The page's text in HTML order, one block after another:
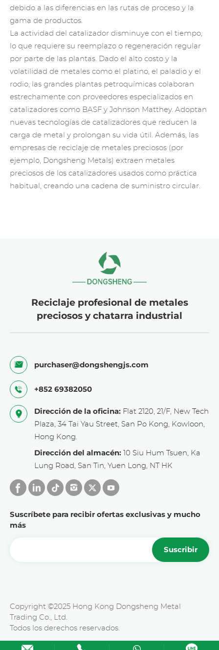
debido a las diferencias en las rutas de proceso y la
gama de productos.
La actividad del catalizador disminuye con el tiempo,
lo que requiere su reemplazo o regeneración regular
por parte de las plantas. Dado el alto costo y la
volatilidad de metales como el platino, el paladio y el
rodio, las grandes plantas petroquímicas colaboran
estrechamente con proveedores especializados en
catalizadores como BASF y Johnson Matthey. Adoptan
nuevas tecnologías de catalizadores que reducen la
carga de metal y prolongan su vida útil. Además,
las
empresas de reciclaje de metales preciosos (por
ejemplo, Dongsheng Metals) extraen metales
preciosos de los catalizadores usados como práctica
habitual, creando una cadena de suministro circular.
Reciclaje profesional de metales
preciosos y chatarra industrial
purchaser@dongshengjs.com
+852 69382050
Dirección de la oficina: Flat 2120, 21/F, New Tech
Plaza, 34 Tai Yau Street, San Po Kong, Kowloon,
Hong Kong.
Dirección del almacén: 10 Siu Hum Tsuen, Ka
Lung Road, San Tin, Yuen Long, NT HK
Suscríbete para recibir ofertas exclusivas y mucho
más
Suscribir
Copyright ©2025 Hong Kong Dongsheng Metal
Trading Co., Ltd.
Todos los derechos reservados.